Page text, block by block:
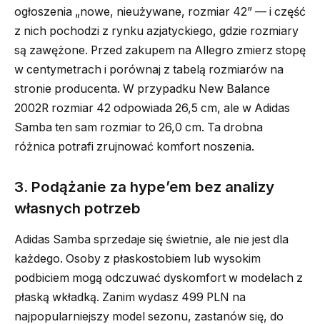
ogłoszenia „nowe, nieużywane, rozmiar 42” — i część
z nich pochodzi z rynku azjatyckiego, gdzie rozmiary
są zawężone. Przed zakupem na Allegro zmierz stopę
w centymetrach i porównaj z tabelą rozmiarów na
stronie producenta. W przypadku New Balance
2002R rozmiar 42 odpowiada 26,5 cm, ale w Adidas
Samba ten sam rozmiar to 26,0 cm. Ta drobna
różnica potrafi zrujnować komfort noszenia.
3. Podążanie za hype’em bez analizy
własnych potrzeb
Adidas Samba sprzedaje się świetnie, ale nie jest dla
każdego. Osoby z płaskostobiem lub wysokim
podbiciem mogą odczuwać dyskomfort w modelach z
płaską wkładką. Zanim wydasz 499 PLN na
najpopularniejszy model sezonu, zastanów się, do